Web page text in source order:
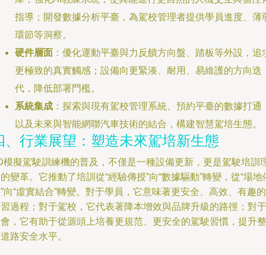
指導；開發數據分析平臺，為駕校管理者提供學員進度、薄
環節等洞察。
硬件層面 ：優化運動平臺與力反饋方向盤、踏板等外設，追
更極致的真實觸感；設備向更緊湊、耐用、易維護的方向迭
代，降低部署門檻。
系統集成 ：探索與現有駕校管理系統、預約平臺的數據打通
以及未來與智能網聯汽車技術的結合，構建智慧駕培生態。
、行業展望：塑造未來駕培新生態
模擬駕駛訓練機的普及，不僅是一種設備更新，更是駕駛培訓
變革。它推動了培訓從“經驗傳授”向“數據驅動”轉變，從“場地
向“虛實結合”轉變。對于學員，它意味著更安全、高效、有趣的
過程；對于駕校，它代表著降本增效與品牌升級的路徑；對于
，它有助于從源頭上培養更規范、更安全的駕駛習慣，提升整
路安全水平。